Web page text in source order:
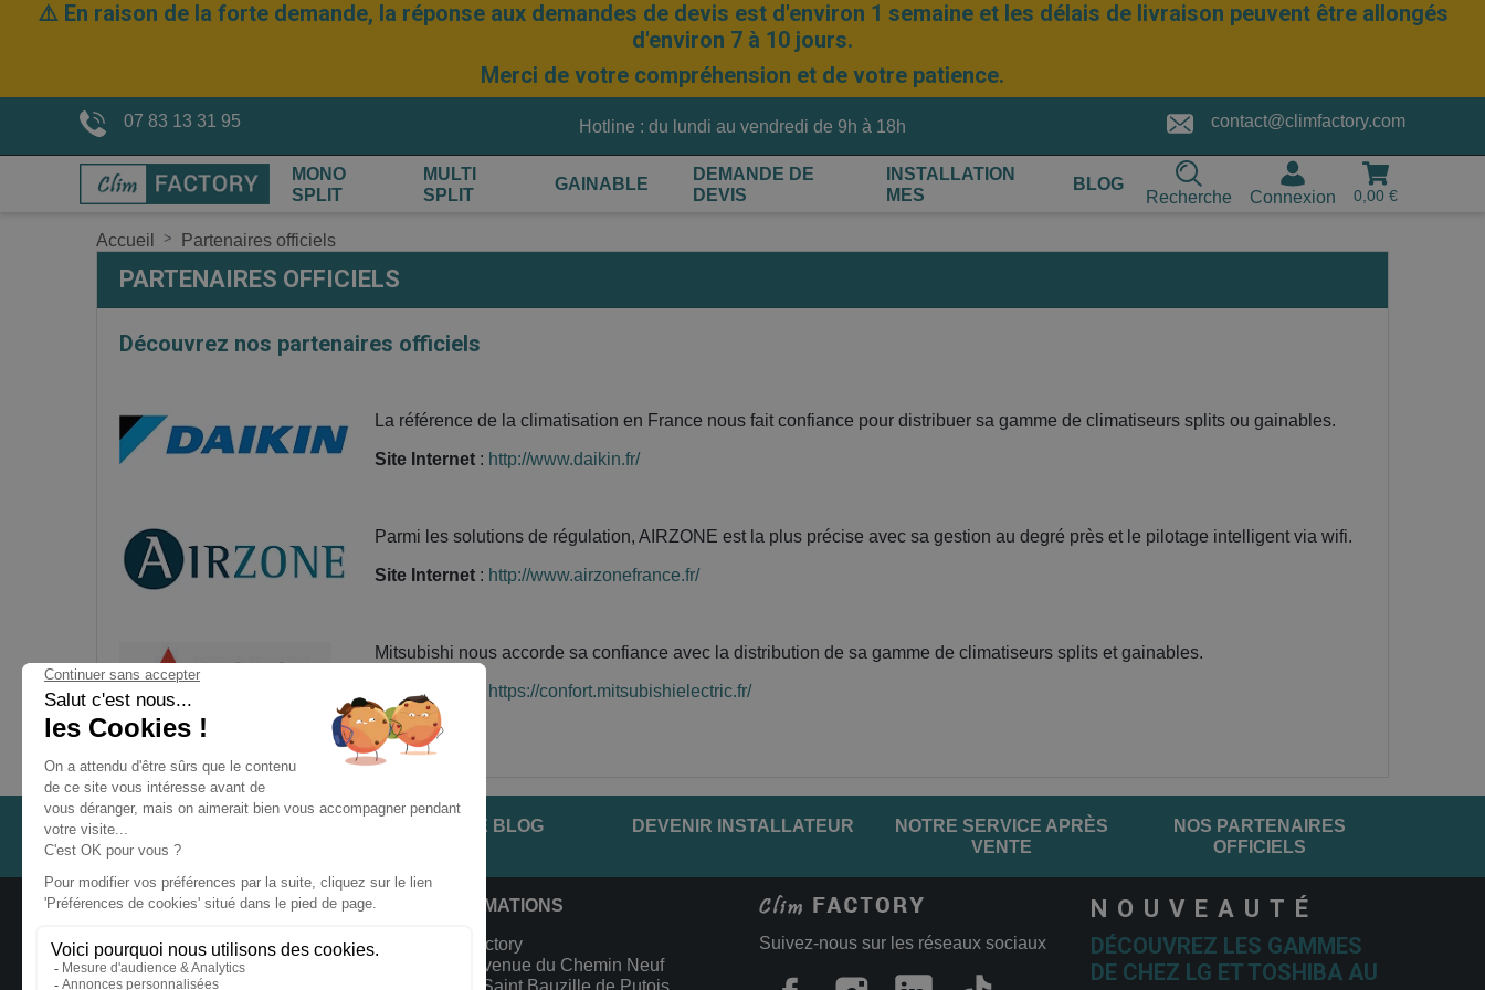
⚠️ En raison de la forte demande, la réponse aux demandes de devis est d'environ 1 semaine et les délais de livraison peuvent être allongés
d'environ 7 à 10 jours.
Merci de votre compréhension et de votre patience.
07 83 13 31 95 Hotline : du lundi au vendredi de 9h à 18h contact@climfactory.com
MONO
SPLIT
MULTI
SPLIT
GAINABLE
DEMANDE DE
DEVIS
INSTALLATION
MES
BLOG
Recherche Connexion 0,00 €
Accueil Partenaires officiels
PARTENAIRES OFFICIELS
Découvrez nos partenaires officiels
La référence de la climatisation en France nous fait confiance pour distribuer sa gamme de climatiseurs splits ou gainables.
Site Internet : http://www.daikin.fr/
Parmi les solutions de régulation, AIRZONE est la plus précise avec sa gestion au degré près et le pilotage intelligent via wifi.
Site Internet : http://www.airzonefrance.fr/
Mitsubishi nous accorde sa confiance avec la distribution de sa gamme de climatiseurs splits et gainables.
Site Internet https://confort.mitsubishielectric.fr/
NOTRE BLOG DEVENIR INSTALLATEUR
NOTRE SERVICE APRÈS
VENTE
NOS PARTENAIRES
OFFICIELS
INFORMATIONS ET CONDITIONS
Livraison et Retour
Mentions Légales
INFORMATIONS
ClimFactory
1527 Avenue du Chemin Neuf
34190 Saint Bauzille de Putois
Suivez-nous sur les réseaux sociaux
NOUVEAUTÉ
DÉCOUVREZ LES GAMMES
DE CHEZ LG ET TOSHIBA AU